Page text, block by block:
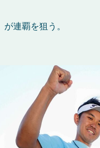
が連覇を狙う。